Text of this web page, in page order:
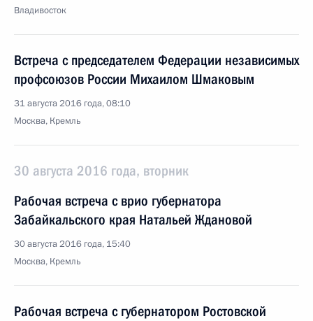
Владивосток
Встреча с председателем Федерации независимых
профсоюзов России Михаилом Шмаковым
31 августа 2016 года, 08:10
Москва, Кремль
30 августа 2016 года, вторник
Рабочая встреча с врио губернатора
Забайкальского края Натальей Ждановой
30 августа 2016 года, 15:40
Москва, Кремль
Рабочая встреча с губернатором Ростовской